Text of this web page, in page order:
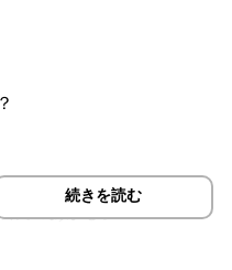
のあかし。
的としてもお使いいただ
続きを読む